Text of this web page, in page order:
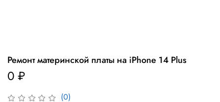
(0)
Ремонт материнской платы на iPhone 14 Plus
0 ₽